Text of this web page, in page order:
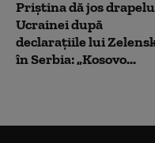
Priștina dă jos
Ucrainei după
declarațiile lui
în Serbia: „Kosovo...